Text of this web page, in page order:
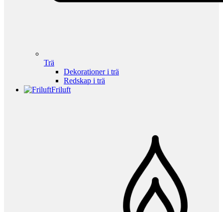
Trä
Dekorationer i trä
Redskap i trä
Friluft